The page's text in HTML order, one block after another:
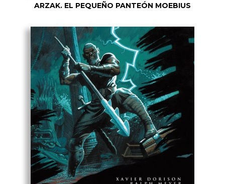
ARZAK. EL PEQUEÑO PANTEÓN MOEBIUS